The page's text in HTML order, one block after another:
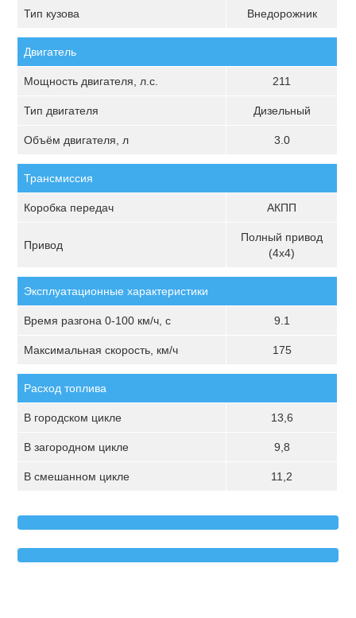
Тип кузова Внедорожник
Двигатель
Мощность двигателя, л.с. 211
Тип двигателя Дизельный
Объём двигателя, л 3.0
Трансмиссия
Коробка передач АКПП
Привод
Полный привод
(4х4)
Эксплуатационные характеристики
Время разгона 0-100 км/ч, с 9.1
Максимальная скорость, км/ч 175
Расход топлива
В городском цикле 13,6
В загородном цикле 9,8
В смешанном цикле 11,2